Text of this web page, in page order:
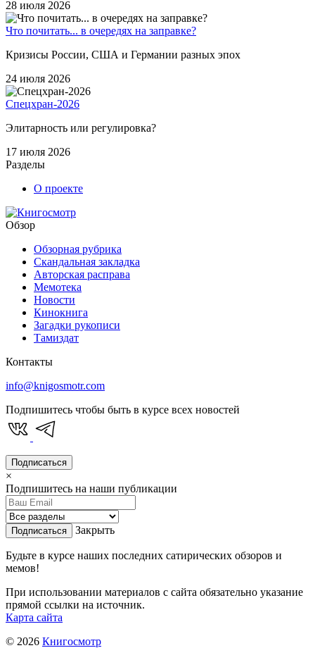
28 июля 2026
Что почитать... в очередях на заправке?
Кризисы России, США и Германии разных эпох
24 июля 2026
Спецхран-2026
Элитарность или регулировка?
17 июля 2026
Разделы
О проекте
Обзор
Обзорная рубрика
Скандальная закладка
Авторская расправа
Мемотека
Новости
Кинокнига
Загадки рукописи
Тамиздат
Контакты
info@knigosmotr.com
Подпишитесь чтобы быть в курсе всех новостей
Подписаться
×
Подпишитесь на наши публикации
Подписаться Закрыть
Будьте в курсе наших последних сатирических обзоров и
мемов!
При использовании материалов с сайта обязательно указание
прямой ссылки на источник.
Карта сайта
© 2026 Книгосмотр